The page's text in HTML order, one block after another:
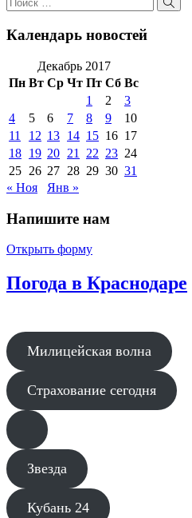
по:
Поиск
Календарь новостей
Декабрь 2017
Пн Вт Ср Чт Пт Сб Вс
1
2
3
4
5 6 7 8 9
10
11
12 13 14 15 16 17
18 19 20 21 22 23 24
25 26 27 28 29 30 31
« Ноя
Янв »
Напишите нам
Открыть форму
Погода в Краснодаре
Милицейская волна
Страхование сегодня
Звезда
Кубань 24